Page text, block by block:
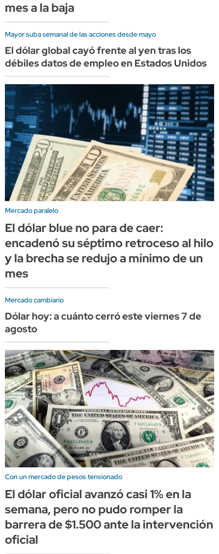
mes a la baja
Mayor suba semanal de las acciones desde mayo
El dólar global cayó frente al yen tras los
débiles datos de empleo en Estados Unidos
Mercado paralelo
El dólar blue no para de caer:
encadenó su séptimo retroceso al hilo
y la brecha se redujo a mínimo de un
mes
Mercado cambiario
Dólar hoy: a cuánto cerró este viernes 7 de
agosto
Con un mercado de pesos tensionado
El dólar oficial avanzó casi 1% en la
semana, pero no pudo romper la
barrera de $1.500 ante la intervención
oficial